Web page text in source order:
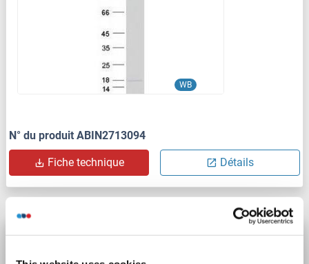
WB
N° du produit ABIN2713094
Fiche technique Détails
CAMK2N2 Protein (AA 1-79) (His tag)
CAMK2N2 Origine: Xenopus laevis